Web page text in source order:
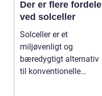
Der er flere fordele
ved solceller
Solceller er et
miljøvenligt og
bæredygtigt alternativ
til konventionelle